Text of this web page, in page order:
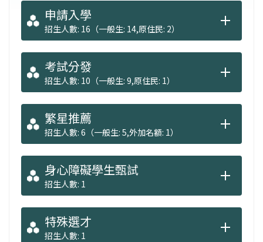
重彩畫課程等。
申請入學
招生人數: 16（一般生: 14,原住民: 2）
考試分發
招生人數: 10（一般生: 9,原住民: 1）
繁星推薦
招生人數: 6（一般生: 5,外加名額: 1）
身心障礙學生甄試
招生人數: 1
特殊選才
招生人數: 1